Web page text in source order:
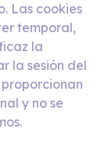
Las cookies
temporal,
la
la sesión del
proporcionan
y no se